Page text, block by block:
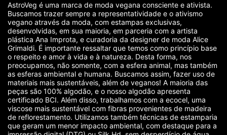
AstroVeg é uma marca de moda vegana consciente e ativista.
Buscamos trazer sempre a representatividade e o ativismo
vegano através da moda, com estampas exclusivas,
desenvolvidas, em sua maioria, em parceria com a artista
plástica Ana Improta, e curadoria da designer de moda Alice
Grimaldi. É importante ressaltar que temos como princípio base
o respeito e amor à vida e à natureza. Desta forma, nos
preocupamos, não somente, com a esfera animal, mas também
as esferas ambiental e humana. Buscamos assim, fazer uso de
materiais mais sustentáveis, além de veganos! A maioria das
peças são 100% algodão, e o nosso algodão apresenta
certificado BCI. Além disso, trabalhamos com a ecocel, uma
viscose mais sustentável com fibras provenientes de madeira
de reflorestamento. Utilizamos também técnicas de estamparia
que geram um menor impacto ambiental, com destaque para a